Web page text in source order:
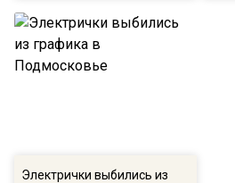
Электрички выбились из